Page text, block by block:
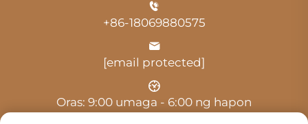
+86-18069880575
[email protected]
Oras: 9:00 umaga - 6:00 ng hapon